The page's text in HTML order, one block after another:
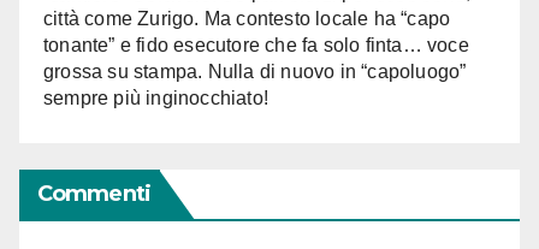
città come Zurigo. Ma contesto locale ha “capo
tonante” e fido esecutore che fa solo finta… voce
grossa su stampa. Nulla di nuovo in “capoluogo”
sempre più inginocchiato!
Commenti